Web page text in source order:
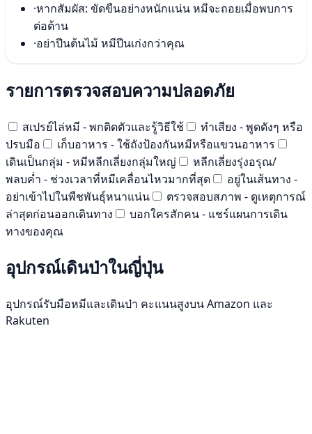
·หากสัมผัส: ขัดขืนอย่างหนักแน่น หมีจะถอยเมื่อพบการ
ต่อต้าน
·อย่าปีนต้นไม้ หมีปีนเก่งกว่าคุณ
รายการตรวจสอบความปลอดภัย
สเปรย์ไล่หมี - พกติดตัวและรู้วิธีใช้
ทำเสียง - พูดดังๆ หรือ
ปรบมือ
เก็บอาหาร - ใช้ถังป้องกันหมีหรือแขวนอาหาร
เดินเป็นกลุ่ม - หมีหลีกเลี่ยงกลุ่มใหญ่
หลีกเลี่ยงรุ่งอรุณ/
พลบค่ำ - ช่วงเวลาที่หมีเคลื่อนไหวมากที่สุด
อยู่ในเส้นทาง -
อย่าเข้าไปในพืชพันธุ์หนาแน่น
ตรวจสอบสภาพ - ดูเหตุการณ์
ล่าสุดก่อนออกเดินทาง
บอกใครสักคน - แชร์แผนการเดิน
ทางของคุณ
อุปกรณ์เดินป่าในญี่ปุ่น
อุปกรณ์รับมือหมีและเดินป่า คะแนนสูงบน Amazon และ
Rakuten